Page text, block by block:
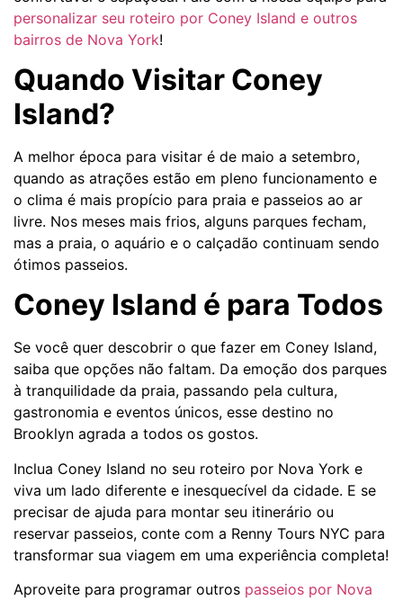
personalizar seu roteiro por Coney Island e outros
bairros de Nova York!
Quando Visitar Coney
Island?
A melhor época para visitar é de maio a setembro,
quando as atrações estão em pleno funcionamento e
o clima é mais propício para praia e passeios ao ar
livre. Nos meses mais frios, alguns parques fecham,
mas a praia, o aquário e o calçadão continuam sendo
ótimos passeios.
Coney Island é para Todos
Se você quer descobrir o que fazer em Coney Island,
saiba que opções não faltam. Da emoção dos parques
à tranquilidade da praia, passando pela cultura,
gastronomia e eventos únicos, esse destino no
Brooklyn agrada a todos os gostos.
Inclua Coney Island no seu roteiro por Nova York e
viva um lado diferente e inesquecível da cidade. E se
precisar de ajuda para montar seu itinerário ou
reservar passeios, conte com a Renny Tours NYC para
transformar sua viagem em uma experiência completa!
Aproveite para programar outros passeios por Nova